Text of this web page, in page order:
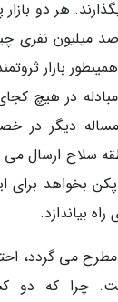
هر دو بازار
میلیون نفری
بازار
در هیچ
دیگر در
سلاح ارسال می
بخواهد برای
بیاندازد.
می گردد،
چرا که دو